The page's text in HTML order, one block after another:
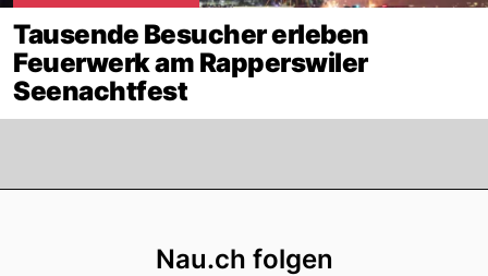
Tausende Besucher erleben
Feuerwerk am Rapperswiler
Seenachtfest
Nau.ch folgen